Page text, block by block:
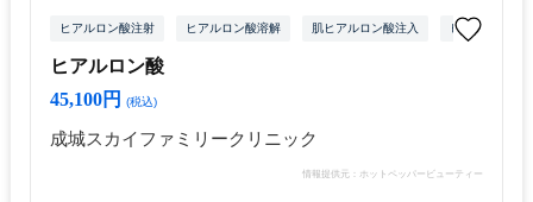
ヒアルロン酸注射 ヒアルロン酸溶解 肌ヒアルロン酸注入 ヒアルロン酸
ヒアルロン酸
45,100円
(税込)
成城スカイファミリークリニック
情報提供元：ホットペッパービューティー